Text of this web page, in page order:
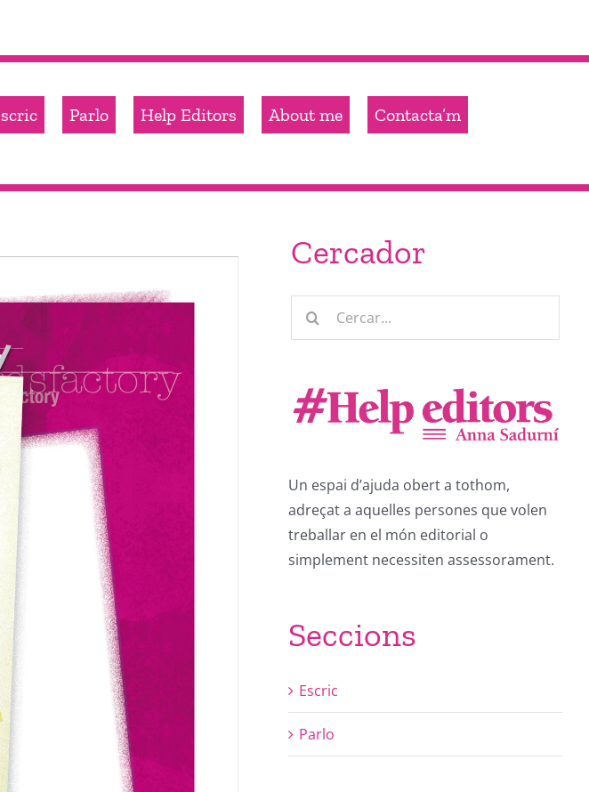
Parlo Help Editors About me Contacta’m
Cercador
Cerca
Un espai d’ajuda obert a tothom,
adreçat a aquelles persones que volen
treballar en el món editorial o
simplement necessiten assessorament.
Seccions
Escric
Parlo